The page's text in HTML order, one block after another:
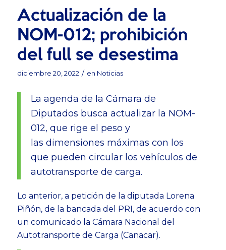
Actualización de la
NOM-012; prohibición
del full se desestima
diciembre 20, 2022 / en Noticias
La agenda de la Cámara de
Diputados busca actualizar la NOM-
012, que rige el peso y
las dimensiones máximas con los
que pueden circular los vehículos de
autotransporte de carga.
Lo anterior, a petición de la diputada Lorena
Piñón, de la bancada del PRI, de acuerdo con
un comunicado la Cámara Nacional del
Autotransporte de Carga (Canacar).